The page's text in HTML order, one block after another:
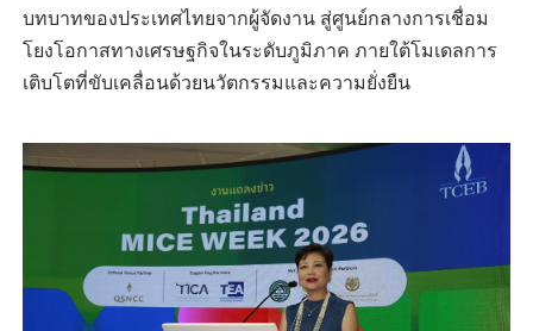
บทบาทของประเทศไทยจากผู้จัดงาน สู่ศูนย์กลางการเชื่อม
โยงโอกาสทางเศรษฐกิจในระดับภูมิภาค ภายใต้โมเดลการ
เติบโตที่ขับเคลื่อนด้วยนวัตกรรมและความยั่งยืน